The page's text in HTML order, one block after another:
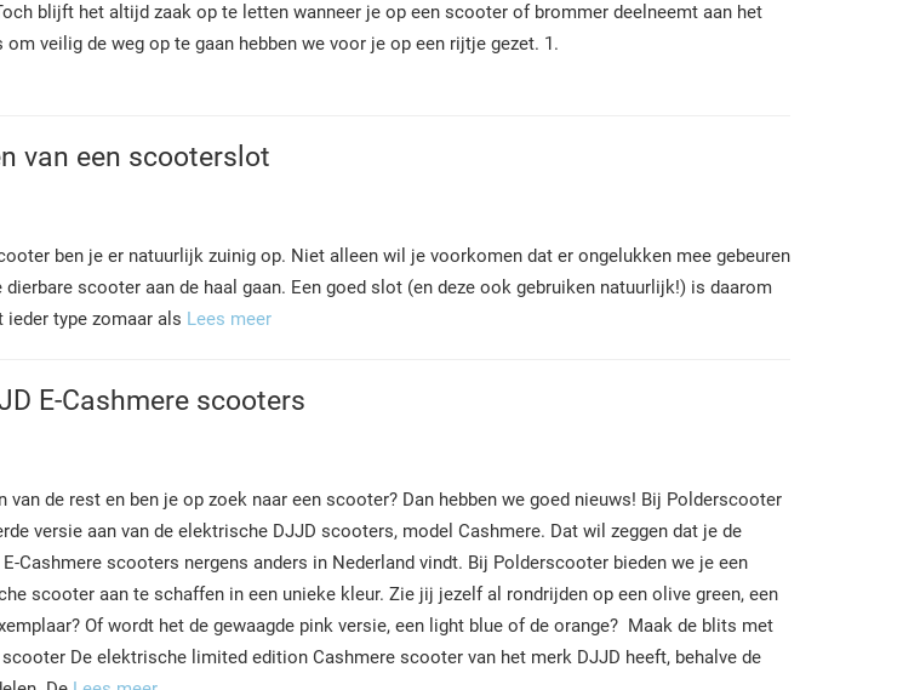
blijft het altijd zaak op te letten wanneer je op een scooter of brommer deelneemt aan het
veilig de weg op te gaan hebben we voor je op een rijtje gezet. 1.
van een scooterslot
ben je er natuurlijk zuinig op. Niet alleen wil je voorkomen dat er ongelukken mee gebeuren
scooter aan de haal gaan. Een goed slot (en deze ook gebruiken natuurlijk!) is daarom
ieder type zomaar als Lees meer
E-Cashmere scooters
van de rest en ben je op zoek naar een scooter? Dan hebben we goed nieuws! Bij Polderscooter
versie aan van de elektrische DJJD scooters, model Cashmere. Dat wil zeggen dat je de
Cashmere scooters nergens anders in Nederland vindt. Bij Polderscooter bieden we je een
scooter aan te schaffen in een unieke kleur. Zie jij jezelf al rondrijden op een olive green, een
Of wordt het de gewaagde pink versie, een light blue of de orange? Maak de blits met
De elektrische limited edition Cashmere scooter van het merk DJJD heeft, behalve de